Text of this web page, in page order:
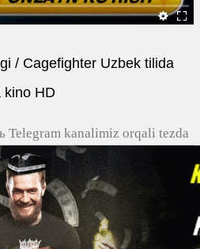
/ Cagefighter Uzbek tilida
kino HD
Telegram kanalimiz orqali tezda